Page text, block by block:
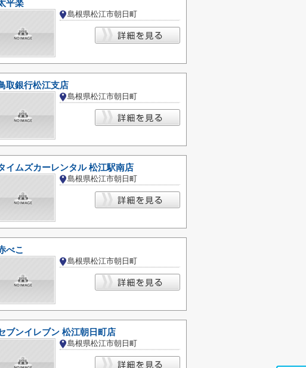
平楽
島根県松江市朝日町
取銀行松江支店
島根県松江市朝日町
イムズカーレンタル 松江駅南店
島根県松江市朝日町
べこ
島根県松江市朝日町
ブンイレブン 松江朝日町店
島根県松江市朝日町